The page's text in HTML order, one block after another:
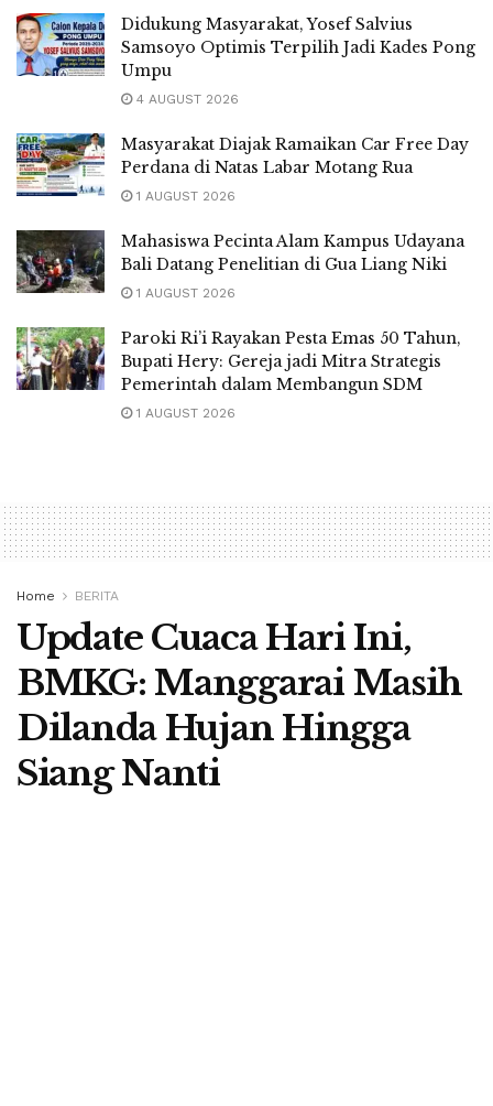
Didukung Masyarakat, Yosef Salvius
Samsoyo Optimis Terpilih Jadi Kades Pong
Umpu
4 AUGUST 2026
Masyarakat Diajak Ramaikan Car Free Day
Perdana di Natas Labar Motang Rua
1 AUGUST 2026
Mahasiswa Pecinta Alam Kampus Udayana
Bali Datang Penelitian di Gua Liang Niki
1 AUGUST 2026
Paroki Ri’i Rayakan Pesta Emas 50 Tahun,
Bupati Hery: Gereja jadi Mitra Strategis
Pemerintah dalam Membangun SDM
1 AUGUST 2026
Home BERITA
Update Cuaca Hari Ini,
BMKG: Manggarai Masih
Dilanda Hujan Hingga
Siang Nanti